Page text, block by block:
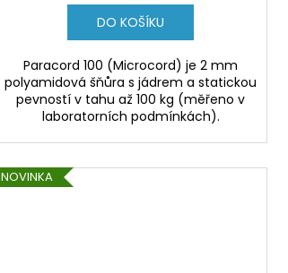
DO KOŠÍKU
Paracord 100 (Microcord) je 2 mm
polyamidová šňůra s jádrem a statickou
pevností v tahu až 100 kg (měřeno v
laboratorních podmínkách).
NOVINKA